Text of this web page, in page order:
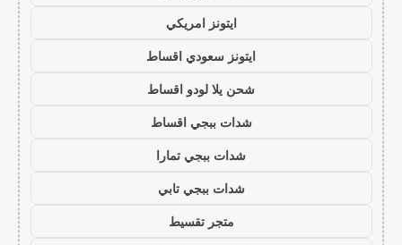
ايتونز امريكي
ايتونز سعودي اقساط
شحن يلا لودو اقساط
شدات ببجي اقساط
شدات ببجي تمارا
شدات ببجي تابي
متجر تقسيط